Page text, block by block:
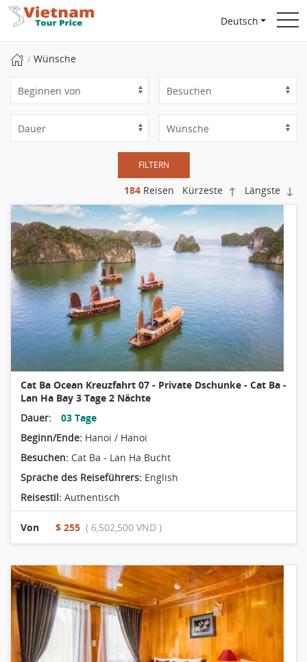
Deutsch
Wünsche
FILTERN
184 Reisen Kürzeste Längste
Cat Ba Ocean Kreuzfahrt 07 - Private Dschunke - Cat Ba -
Lan Ha Bay 3 Tage 2 Nächte
Dauer:
03 Tage
Beginn/Ende: Hanoi / Hanoi
Besuchen: Cat Ba - Lan Ha Bucht
Sprache des Reiseführers: English
Reisestil: Authentisch
Von $ 255 ( 6,502,500 VND )